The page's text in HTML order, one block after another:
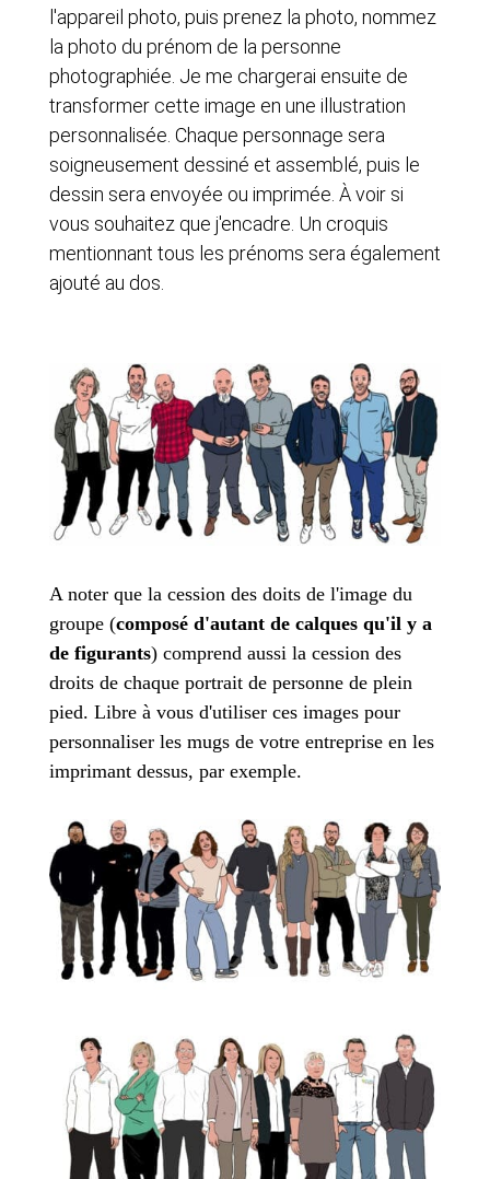
l'appareil photo, puis prenez la photo, nommez
la photo du prénom de la personne
photographiée. Je me chargerai ensuite de
transformer cette image en une illustration
personnalisée. Chaque personnage sera
soigneusement dessiné et assemblé, puis le
dessin sera envoyée ou imprimée. À voir si
vous souhaitez que j'encadre. Un croquis
mentionnant tous les prénoms sera également
ajouté au dos.
A noter que la cession des doits de l'image du
groupe (composé d'autant de calques qu'il y a
de figurants) comprend aussi la cession des
droits de chaque portrait de personne de plein
pied. Libre à vous d'utiliser ces images pour
personnaliser les mugs de votre entreprise en les
imprimant dessus, par exemple.